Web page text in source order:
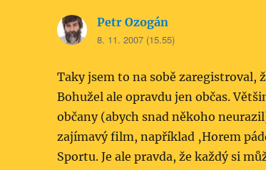
Petr Ozogán
8. 11. 2007 (15.55)
Taky jsem to na sobě zaregistroval,
Bohužel ale opravdu jen občas.
občany (abych snad někoho
zajímavý film, například ‚Horem
Sportu. Je ale pravda, že každý si